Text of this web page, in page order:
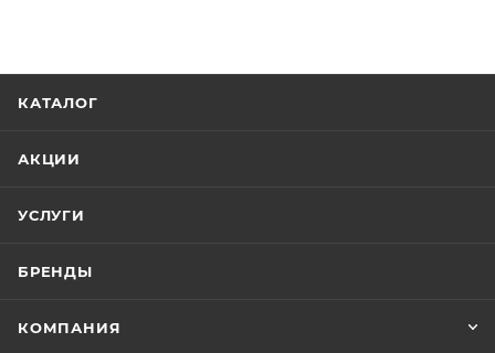
КАТАЛОГ
АКЦИИ
УСЛУГИ
БРЕНДЫ
КОМПАНИЯ